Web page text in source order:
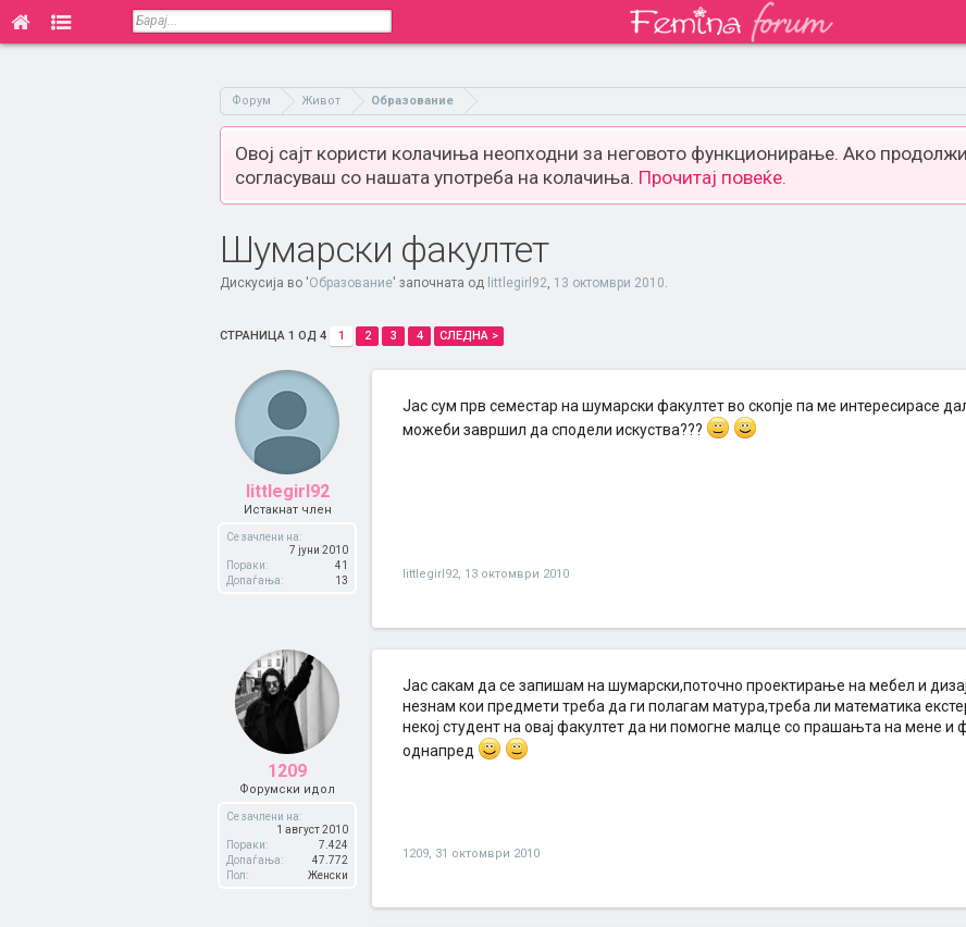
Форум Живот Образование
Овој сајт користи колачиња неопходни за неговото функционирање. Ако
согласуваш со нашата употреба на колачиња. Прочитај повеќе.
Шумарски факултет
Дискусија во 'Образование' започната од littlegirl92, 13 октомври 2010.
СТРАНИЦА 1 ОД 4 1 2 3 4 СЛЕДНА >
littlegirl92
Истакнат член
Се зачлени на:
7 јуни 2010
Пораки:
41
Допаѓања:
13
Јас сум прв семестар на шумарски факултет во скопје па ме интересирасе
можеби завршил да сподели искуства???
littlegirl92, 13 октомври 2010
1209
Форумски идол
Се зачлени на:
1 август 2010
Пораки:
7.424
Допаѓања:
47.772
Пол:
Женски
Јас сакам да се запишам на шумарски,поточно проектирање на мебел и
незнам кои предмети треба да ги полагам матура,треба ли математика
некој студент на овај факултет да ни помогне малце со прашањта на мене
однапред
1209, 31 октомври 2010